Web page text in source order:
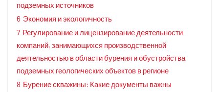
подземных источников
6 Экономия и экологичность
7 Регулирование и лицензирование деятельности
компаний, занимающихся производственной
деятельностью в области бурения и обустройства
подземных геологических объектов в регионе
8 Бурение скважины: Какие документы важны